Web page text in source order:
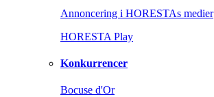
Annoncering i HORESTAs medier
HORESTA Play
Konkurrencer
Bocuse d'Or